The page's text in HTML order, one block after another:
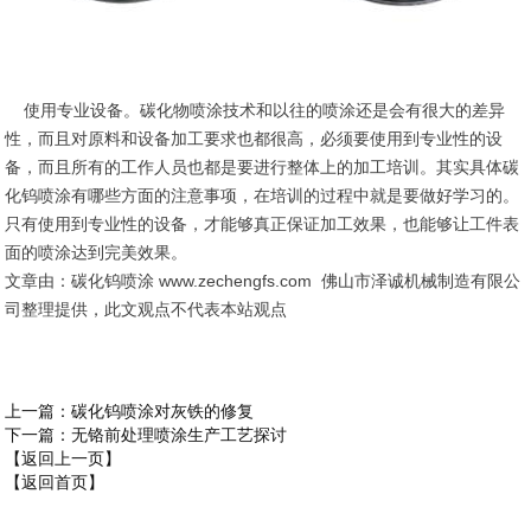
使用专业设备。碳化物喷涂技术和以往的喷涂还是会有很大的差异
性，而且对原料和设备加工要求也都很高，必须要使用到专业性的设
备，而且所有的工作人员也都是要进行整体上的加工培训。其实具体碳
化钨喷涂有哪些方面的注意事项，在培训的过程中就是要做好学习的。
只有使用到专业性的设备，才能够真正保证加工效果，也能够让工件表
面的喷涂达到完美效果。
文章由：碳化钨喷涂 www.zechengfs.com 佛山市泽诚机械制造有限公
司整理提供，此文观点不代表本站观点
上一篇 ：碳化钨喷涂对灰铁的修复
下一篇 ：无铬前处理喷涂生产工艺探讨
【返回上一页】
【返回首页】